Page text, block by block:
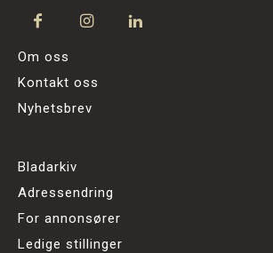
Om oss
Kontakt oss
Nyhetsbrev
Bladarkiv
Adressendring
For annonsører
Ledige stillinger